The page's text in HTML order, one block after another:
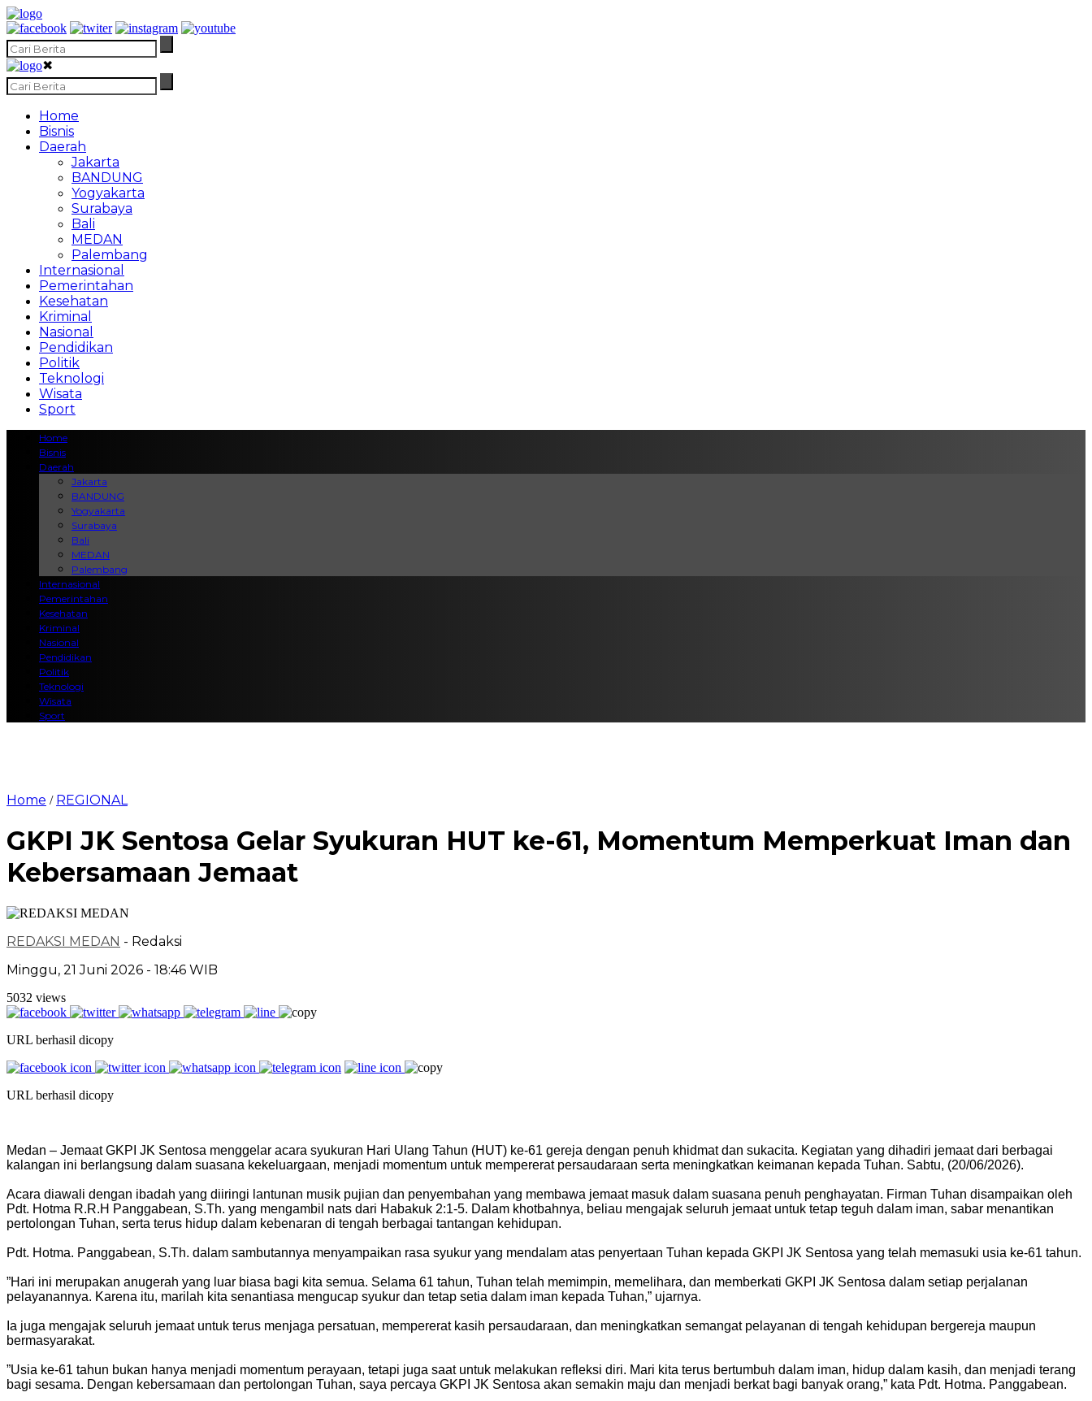
✖
Home
Bisnis
Daerah
Jakarta
BANDUNG
Yogyakarta
Surabaya
Bali
MEDAN
Palembang
Internasional
Pemerintahan
Kesehatan
Kriminal
Nasional
Pendidikan
Politik
Teknologi
Wisata
Sport
Home
Bisnis
Daerah
Jakarta
BANDUNG
Yogyakarta
Surabaya
Bali
MEDAN
Palembang
Internasional
Pemerintahan
Kesehatan
Kriminal
Nasional
Pendidikan
Politik
Teknologi
Wisata
Sport
Home / REGIONAL
GKPI JK Sentosa Gelar Syukuran HUT ke-61, Momentum Memperkuat Iman dan
Kebersamaan Jemaat
REDAKSI MEDAN - Redaksi
Minggu, 21 Juni 2026 - 18:46 WIB
5032 views
URL berhasil dicopy
URL berhasil dicopy
Medan – Jemaat GKPI JK Sentosa menggelar acara syukuran Hari Ulang Tahun (HUT) ke-61 gereja dengan penuh khidmat dan sukacita. Kegiatan yang dihadiri jemaat dari berbagai
kalangan ini berlangsung dalam suasana kekeluargaan, menjadi momentum untuk mempererat persaudaraan serta meningkatkan keimanan kepada Tuhan. Sabtu, (20/06/2026).
‎Acara diawali dengan ibadah yang diiringi lantunan musik pujian dan penyembahan yang membawa jemaat masuk dalam suasana penuh penghayatan. Firman Tuhan disampaikan oleh
Pdt. Hotma R.R.H Panggabean, S.Th. yang mengambil nats dari Habakuk 2:1-5. Dalam khotbahnya, beliau mengajak seluruh jemaat untuk tetap teguh dalam iman, sabar menantikan
pertolongan Tuhan, serta terus hidup dalam kebenaran di tengah berbagai tantangan kehidupan.
‎Pdt. Hotma. Panggabean, S.Th. dalam sambutannya menyampaikan rasa syukur yang mendalam atas penyertaan Tuhan kepada GKPI JK Sentosa yang telah memasuki usia ke-61 tahun.
‎”Hari ini merupakan anugerah yang luar biasa bagi kita semua. Selama 61 tahun, Tuhan telah memimpin, memelihara, dan memberkati GKPI JK Sentosa dalam setiap perjalanan
pelayanannya. Karena itu, marilah kita senantiasa mengucap syukur dan tetap setia dalam iman kepada Tuhan,” ujarnya.
‎Ia juga mengajak seluruh jemaat untuk terus menjaga persatuan, mempererat kasih persaudaraan, dan meningkatkan semangat pelayanan di tengah kehidupan bergereja maupun
bermasyarakat.
‎”Usia ke-61 tahun bukan hanya menjadi momentum perayaan, tetapi juga saat untuk melakukan refleksi diri. Mari kita terus bertumbuh dalam iman, hidup dalam kasih, dan menjadi terang
bagi sesama. Dengan kebersamaan dan pertolongan Tuhan, saya percaya GKPI JK Sentosa akan semakin maju dan menjadi berkat bagi banyak orang,” kata Pdt. Hotma. Panggabean.